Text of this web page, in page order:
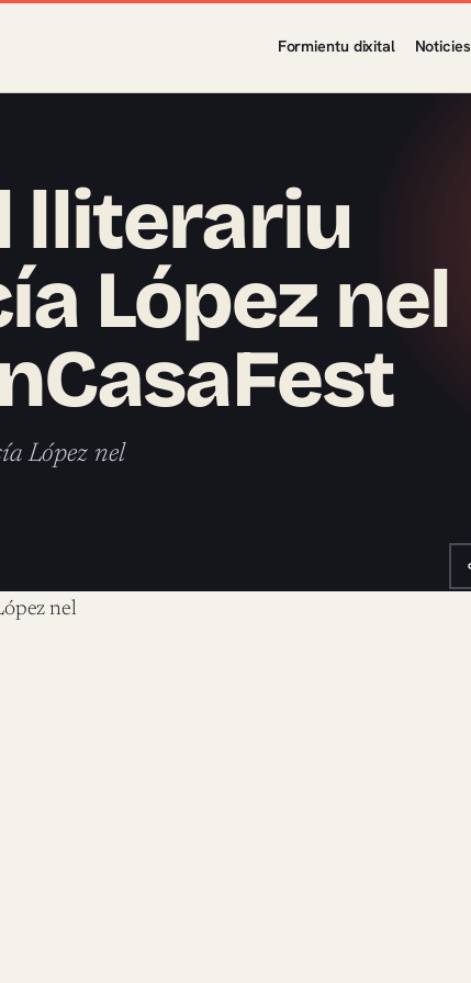
Formientu dixital Noticies
lliterariu
López nel
López nel
nel